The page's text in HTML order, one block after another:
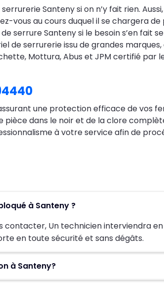
Santeny si on n’y fait rien.
vous au cours duquel il se chargera
serrure Santeny si le besoin s’en fait
de serrurerie issu de grandes
Mottura, Abus et JPM certifié par
une protection efficace de vos
dans le noir et de la clore
à votre service afin de
bloqué à Santeny ?
contacter, Un technicien interviendra
en toute sécurité et sans dégâts.
Val de Marne : Quel est le délai d'intervention à Santeny?